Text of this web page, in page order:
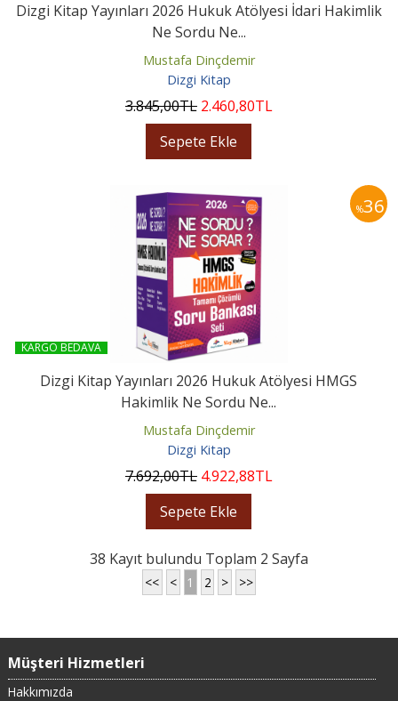
Dizgi Kitap Yayınları 2026 Hukuk Atölyesi İdari Hakimlik
Ne Sordu Ne...
Mustafa Dinçdemir
Dizgi Kitap
3.845,00TL 2.460,80TL
Sepete Ekle
%36
KARGO BEDAVA
Dizgi Kitap Yayınları 2026 Hukuk Atölyesi HMGS
Hakimlik Ne Sordu Ne...
Mustafa Dinçdemir
Dizgi Kitap
7.692,00TL 4.922,88TL
Sepete Ekle
38 Kayıt bulundu Toplam 2 Sayfa
<< < 1 2 > >>
Müşteri Hizmetleri
Hakkımızda